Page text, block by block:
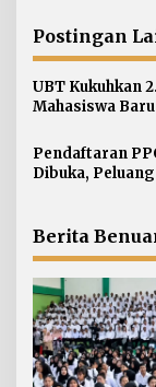
g
a
s
i
o
Postingan
UBT Kukuhkan
Mahasiswa
Pendaftaran
Dibuka,
Berita